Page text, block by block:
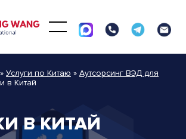
» Услуги по Китаю » Аутсорсинг ВЭД для
в Китай
В КИТАЙ